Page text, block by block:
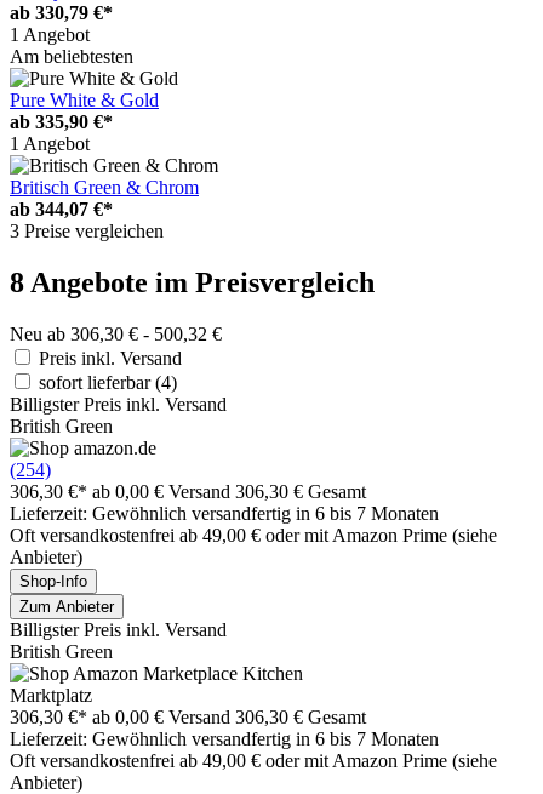
ab 330,79 €*
1 Angebot
Am beliebtesten
Pure White & Gold
ab 335,90 €*
1 Angebot
Britisch Green & Chrom
ab 344,07 €*
3 Preise vergleichen
8 Angebote im Preisvergleich
Neu ab 306,30 € - 500,32 €
Preis inkl. Versand
sofort lieferbar(4)
Billigster Preis inkl. Versand
British Green
(254)
306,30 €* ab 0,00 € Versand 306,30 € Gesamt
Lieferzeit: Gewöhnlich versandfertig in 6 bis 7 Monaten
Oft versandkostenfrei ab 49,00 € oder mit Amazon Prime (siehe
Anbieter)
Shop-Info
Zum Anbieter
Billigster Preis inkl. Versand
British Green
Marktplatz
306,30 €* ab 0,00 € Versand 306,30 € Gesamt
Lieferzeit: Gewöhnlich versandfertig in 6 bis 7 Monaten
Oft versandkostenfrei ab 49,00 € oder mit Amazon Prime (siehe
Anbieter)